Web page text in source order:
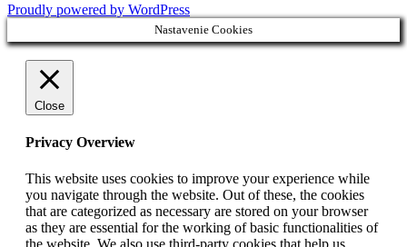
Proudly powered by WordPress
Nastavenie Cookies
Close
Privacy Overview
This website uses cookies to improve your experience while
you navigate through the website. Out of these, the cookies
that are categorized as necessary are stored on your browser
as they are essential for the working of basic functionalities of
the website. We also use third-party cookies that help us